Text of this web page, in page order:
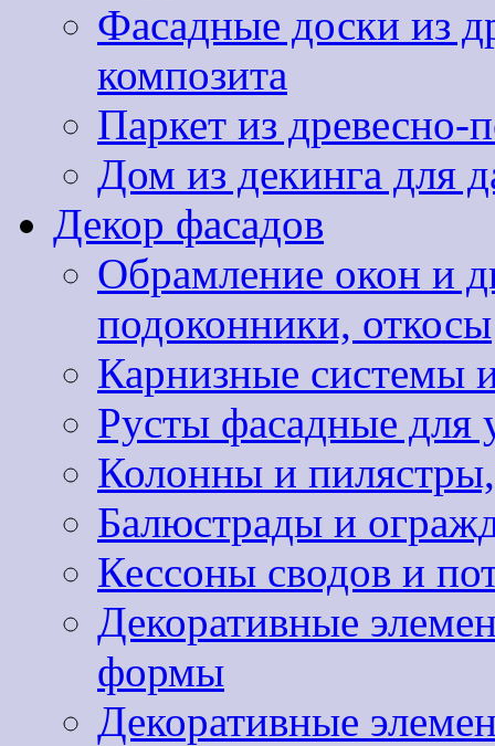
Фасадные доски из
композита
Паркет из древесно-
Дом из декинга для
Декор фасадов
Обрамление окон и
подоконники, откосы
Карнизные системы
Русты фасадные для
Колонны и
Балюстрады и
Кессоны сводов и
Декоративные
формы
Декоративные